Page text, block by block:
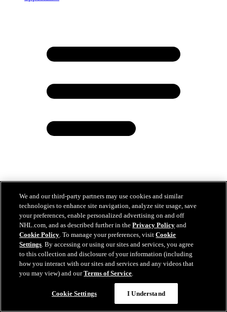
MacFarland: Une décision réfléchie, au « moment
opportun »
25 janv. 2025
We and our third-party partners may use cookies and similar
technologies to enhance site navigation, analyze site usage, save
your preferences, enable personalized advertising on and off
NHL.com, and as described further in thePrivacy Policy and
Cookie Policy. To manage your preferences, visitCookie
Settings. By accessing or using our sites and services, you agree
to this collection and disclosure of your information (including
how you interact with our sites and services and any videos that
you may view) and ourTerms of Service.
Cookie Settings I Understand